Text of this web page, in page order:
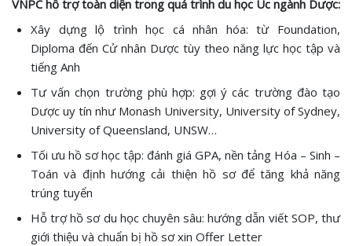
VNPC hỗ trợ toàn diện trong quá trình du học Úc ngành Dược:
Xây dựng lộ trình học cá nhân hóa: từ Foundation,
Diploma đến Cử nhân Dược tùy theo năng lực học tập và
tiếng Anh
Tư vấn chọn trường phù hợp: gợi ý các trường đào tạo
Dược uy tín như Monash University, University of Sydney,
University of Queensland, UNSW…
Tối ưu hồ sơ học tập: đánh giá GPA, nền tảng Hóa – Sinh –
Toán và định hướng cải thiện hồ sơ để tăng khả năng
trúng tuyển
Hỗ trợ hồ sơ du học chuyên sâu: hướng dẫn viết SOP, thư
giới thiệu và chuẩn bị hồ sơ xin Offer Letter